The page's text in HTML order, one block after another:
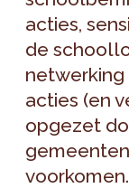
acties,
de
netwerking
acties (en
opgezet